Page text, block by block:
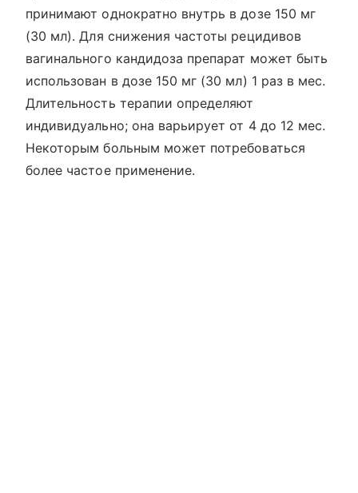
принимают однократно внутрь в дозе 150 мг
(30 мл). Для снижения частоты рецидивов
вагинального кандидоза препарат может быть
использован в дозе 150 мг (30 мл) 1 раз в мес.
Длительность терапии определяют
индивидуально; она варьирует от 4 до 12 мес.
Некоторым больным может потребоваться
более частое применение.